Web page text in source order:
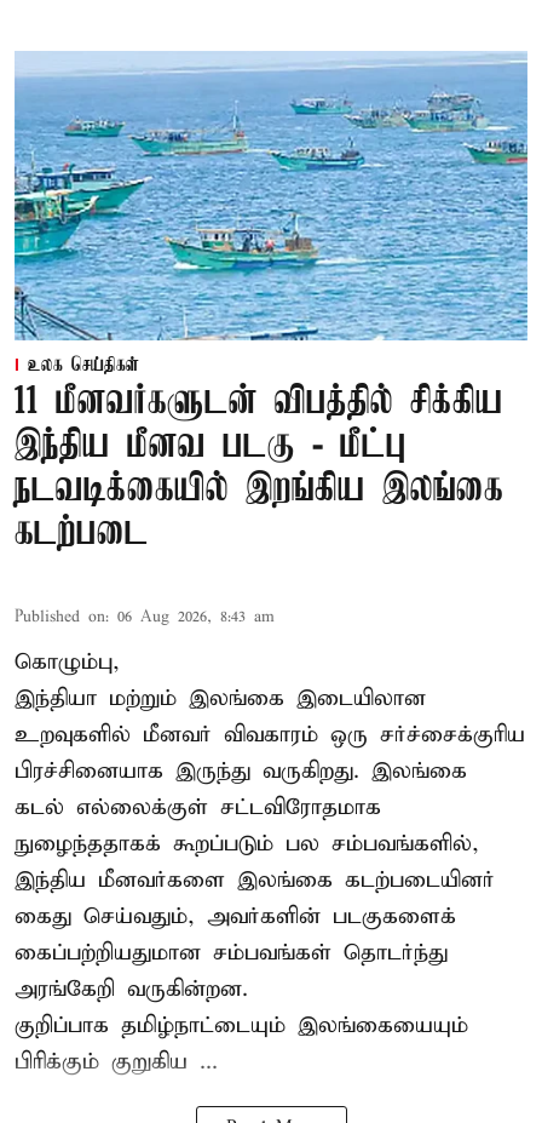
உலக செய்திகள்
11 மீனவர்களுடன் விபத்தில் சிக்கிய
இந்திய மீனவ படகு - மீட்பு
நடவடிக்கையில் இறங்கிய இலங்கை
கடற்படை
Published on: 06 Aug 2026, 8:43 am
கொழும்பு,
இந்தியா மற்றும் இலங்கை இடையிலான
உறவுகளில் மீனவர் விவகாரம் ஒரு சர்ச்சைக்குரிய
பிரச்சினையாக இருந்து வருகிறது. இலங்கை
கடல் எல்லைக்குள் சட்டவிரோதமாக
நுழைந்ததாகக் கூறப்படும் பல சம்பவங்களில்,
இந்திய மீனவர்களை இலங்கை கடற்படையினர்
கைது செய்வதும், அவர்களின் படகுகளைக்
கைப்பற்றியதுமான சம்பவங்கள் தொடர்ந்து
அரங்கேறி வருகின்றன.
குறிப்பாக தமிழ்நாட்டையும் இலங்கையையும்
பிரிக்கும் குறுகிய ...